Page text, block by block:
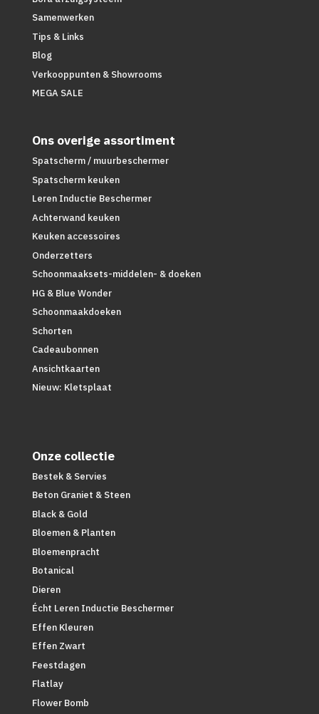
Samenwerken
Tips & Links
Blog
Verkooppunten & Showrooms
MEGA SALE
Ons overige assortiment
Spatscherm / muurbeschermer
Spatscherm keuken
Leren Inductie Beschermer
Achterwand keuken
Keuken accessoires
Onderzetters
Schoonmaaksets-middelen- & doeken
HG & Blue Wonder
Schoonmaakdoeken
Schorten
Cadeaubonnen
Ansichtkaarten
Nieuw: Kletsplaat
Onze collectie
Bestek & Servies
Beton Graniet & Steen
Black & Gold
Bloemen & Planten
Bloemenpracht
Botanical
Dieren
Écht Leren Inductie Beschermer
Effen Kleuren
Effen Zwart
Feestdagen
Flatlay
Flower Bomb